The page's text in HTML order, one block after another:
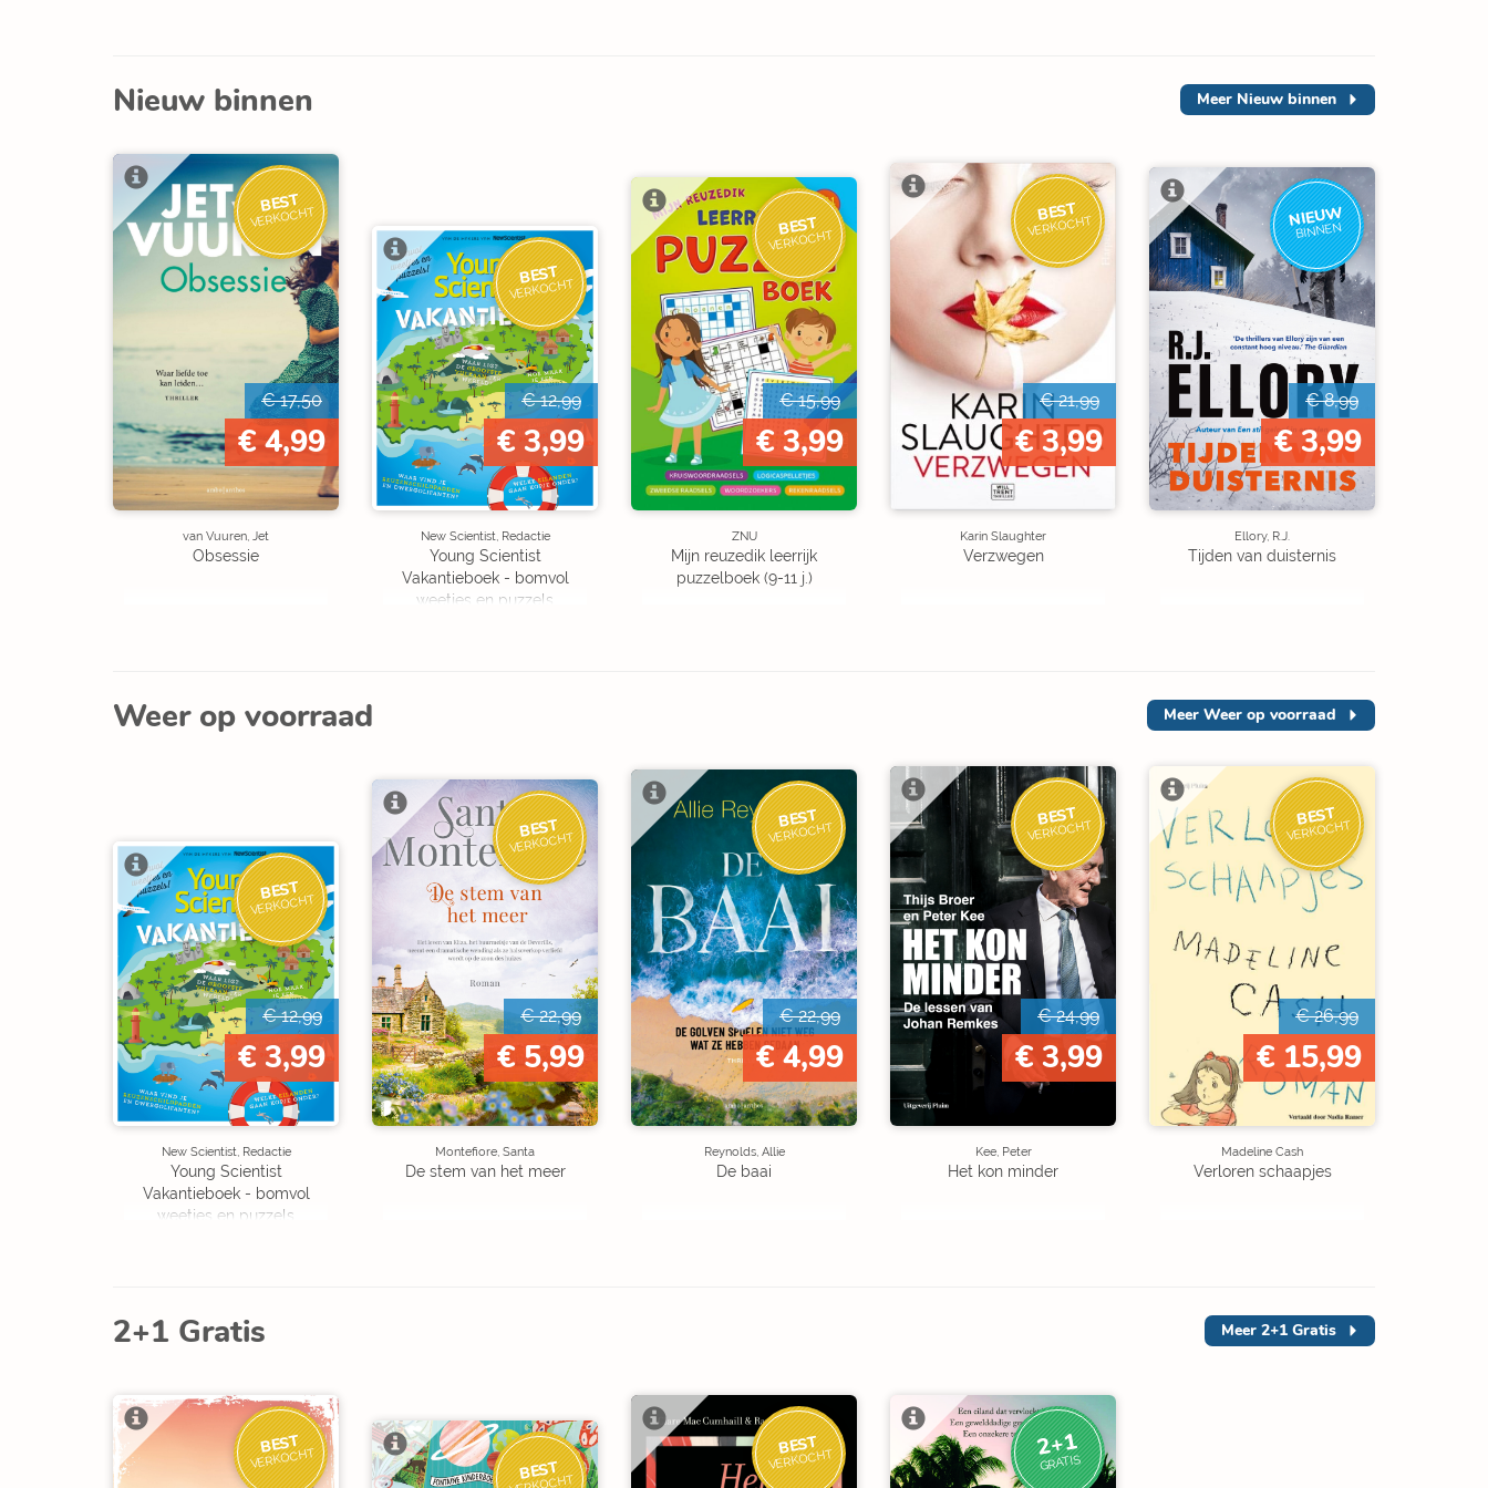
Nieuw binnen Meer Nieuw binnen
BEST
VERKOCHT
€ 17,50
€ 4,99
van Vuuren, Jet
Obsessie
BEST
VERKOCHT
€ 12,99
€ 3,99
New Scientist, Redactie
Young Scientist
Vakantieboek - bomvol
weetjes en puzzels
BEST
VERKOCHT
€ 15,99
€ 3,99
ZNU
Mijn reuzedik leerrijk
puzzelboek (9-11 j.)
BEST
VERKOCHT
€ 21,99
€ 3,99
Karin Slaughter
Verzwegen
NIEUW
BINNEN
€ 8,99
€ 3,99
Ellory, R.J.
Tijden van duisternis
Weer op voorraad Meer Weer op voorraad
BEST
VERKOCHT
€ 12,99
€ 3,99
New Scientist, Redactie
Young Scientist
Vakantieboek - bomvol
weetjes en puzzels
BEST
VERKOCHT
€ 22,99
€ 5,99
Montefiore, Santa
De stem van het meer
BEST
VERKOCHT
€ 22,99
€ 4,99
Reynolds, Allie
De baai
BEST
VERKOCHT
€ 24,99
€ 3,99
Kee, Peter
Het kon minder
BEST
VERKOCHT
€ 26,99
€ 15,99
Madeline Cash
Verloren schaapjes
2+1 Gratis Meer 2+1 Gratis
BEST
VERKOCHT BEST
BEST
VERKOCHT 2+1
GRATIS